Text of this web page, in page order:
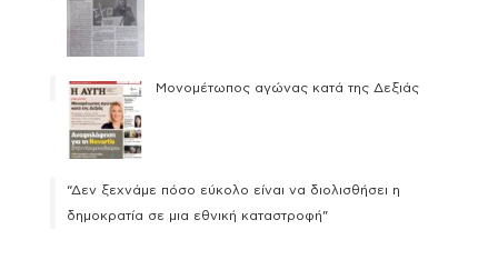
Μονομέτωπος αγώνας κατά της Δεξιάς
“Δεν ξεχνάμε πόσο εύκολο είναι να διολισθήσει η
δημοκρατία σε μια εθνική καταστροφή”